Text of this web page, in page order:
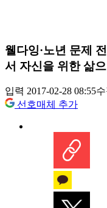
웰다잉·노년 문제
서 자신을 위한 삶
입력 2017-02-28 08:55
선호매체 추가